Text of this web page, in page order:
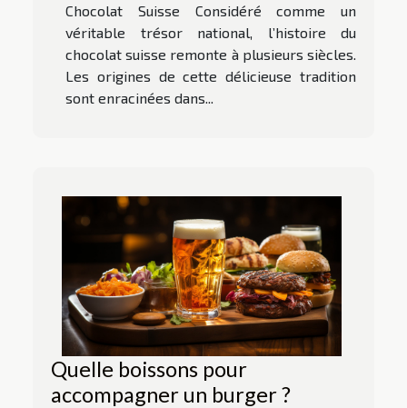
Chocolat Suisse Considéré comme un
véritable trésor national, l’histoire du
chocolat suisse remonte à plusieurs siècles.
Les origines de cette délicieuse tradition
sont enracinées dans...
Quelle boissons pour
accompagner un burger ?